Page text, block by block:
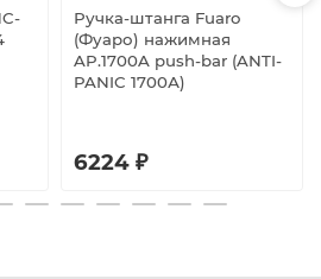
Ручка-штанга Fuaro
(Фуаро) нажимная
AP.1700A push-bar (ANTI-
PANIC 1700А)
6224 ₽